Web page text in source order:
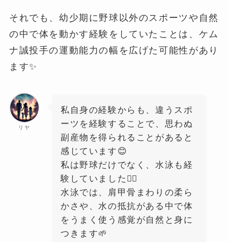
それでも、幼少期に野球以外のスポーツや自然
の中で体を動かす経験をしていたことは、ケム
ナ誠投手の運動能力の幅を広げた可能性があり
ます✨
リヤ
私自身の経験からも、違うスポ
ーツを経験することで、思わぬ
副産物を得られることがあると
感じています😊
私は野球だけでなく、水泳も経
験していました🏊‍♂️
水泳では、肩甲骨まわりの柔ら
かさや、水の抵抗がある中で体
をうまく使う感覚が自然と身に
つきます🌱